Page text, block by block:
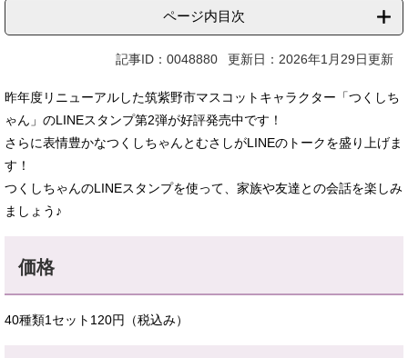
ページ内目次
記事ID：0048880 更新日：2026年1月29日更新
昨年度リニューアルした筑紫野市マスコットキャラクター「つくしち
ゃん」のLINEスタンプ第2弾が好評発売中です！
さらに表情豊かなつくしちゃんとむさしがLINEのトークを盛り上げま
す！
つくしちゃんのLINEスタンプを使って、家族や友達との会話を楽しみ
ましょう♪
価格
40種類1セット120円（税込み）